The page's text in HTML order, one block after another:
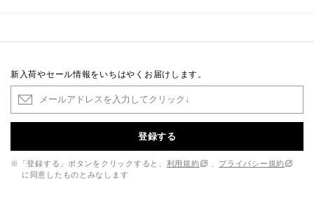
新入荷やセール情報をいちはやくお届けします。
登録する
※「登録する」ボタンをクリックすると、 利用規約
プライバシー規約
に同意したものとみなします